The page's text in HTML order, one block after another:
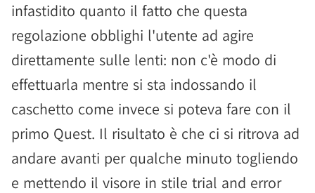
infastidito quanto il fatto che questa
regolazione obblighi l'utente ad agire
direttamente sulle lenti: non c'è modo di
effettuarla mentre si sta indossando il
caschetto come invece si poteva fare con il
primo Quest. Il risultato è che ci si ritrova ad
andare avanti per qualche minuto togliendo
e mettendo il visore in stile trial and error